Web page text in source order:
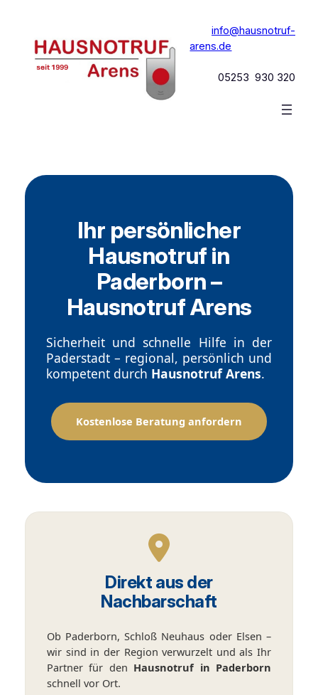
springen
info@hausnotruf-
arens.de
05253 930 320
Ihr persönlicher
Hausnotruf in
Paderborn –
Hausnotruf Arens
Sicherheit und schnelle Hilfe in der
Paderstadt – regional, persönlich und
kompetent durch Hausnotruf Arens.
Kostenlose Beratung anfordern
Direkt aus der
Nachbarschaft
Ob Paderborn, Schloß Neuhaus oder Elsen –
wir sind in der Region verwurzelt und als Ihr
Partner für den Hausnotruf in Paderborn
schnell vor Ort.